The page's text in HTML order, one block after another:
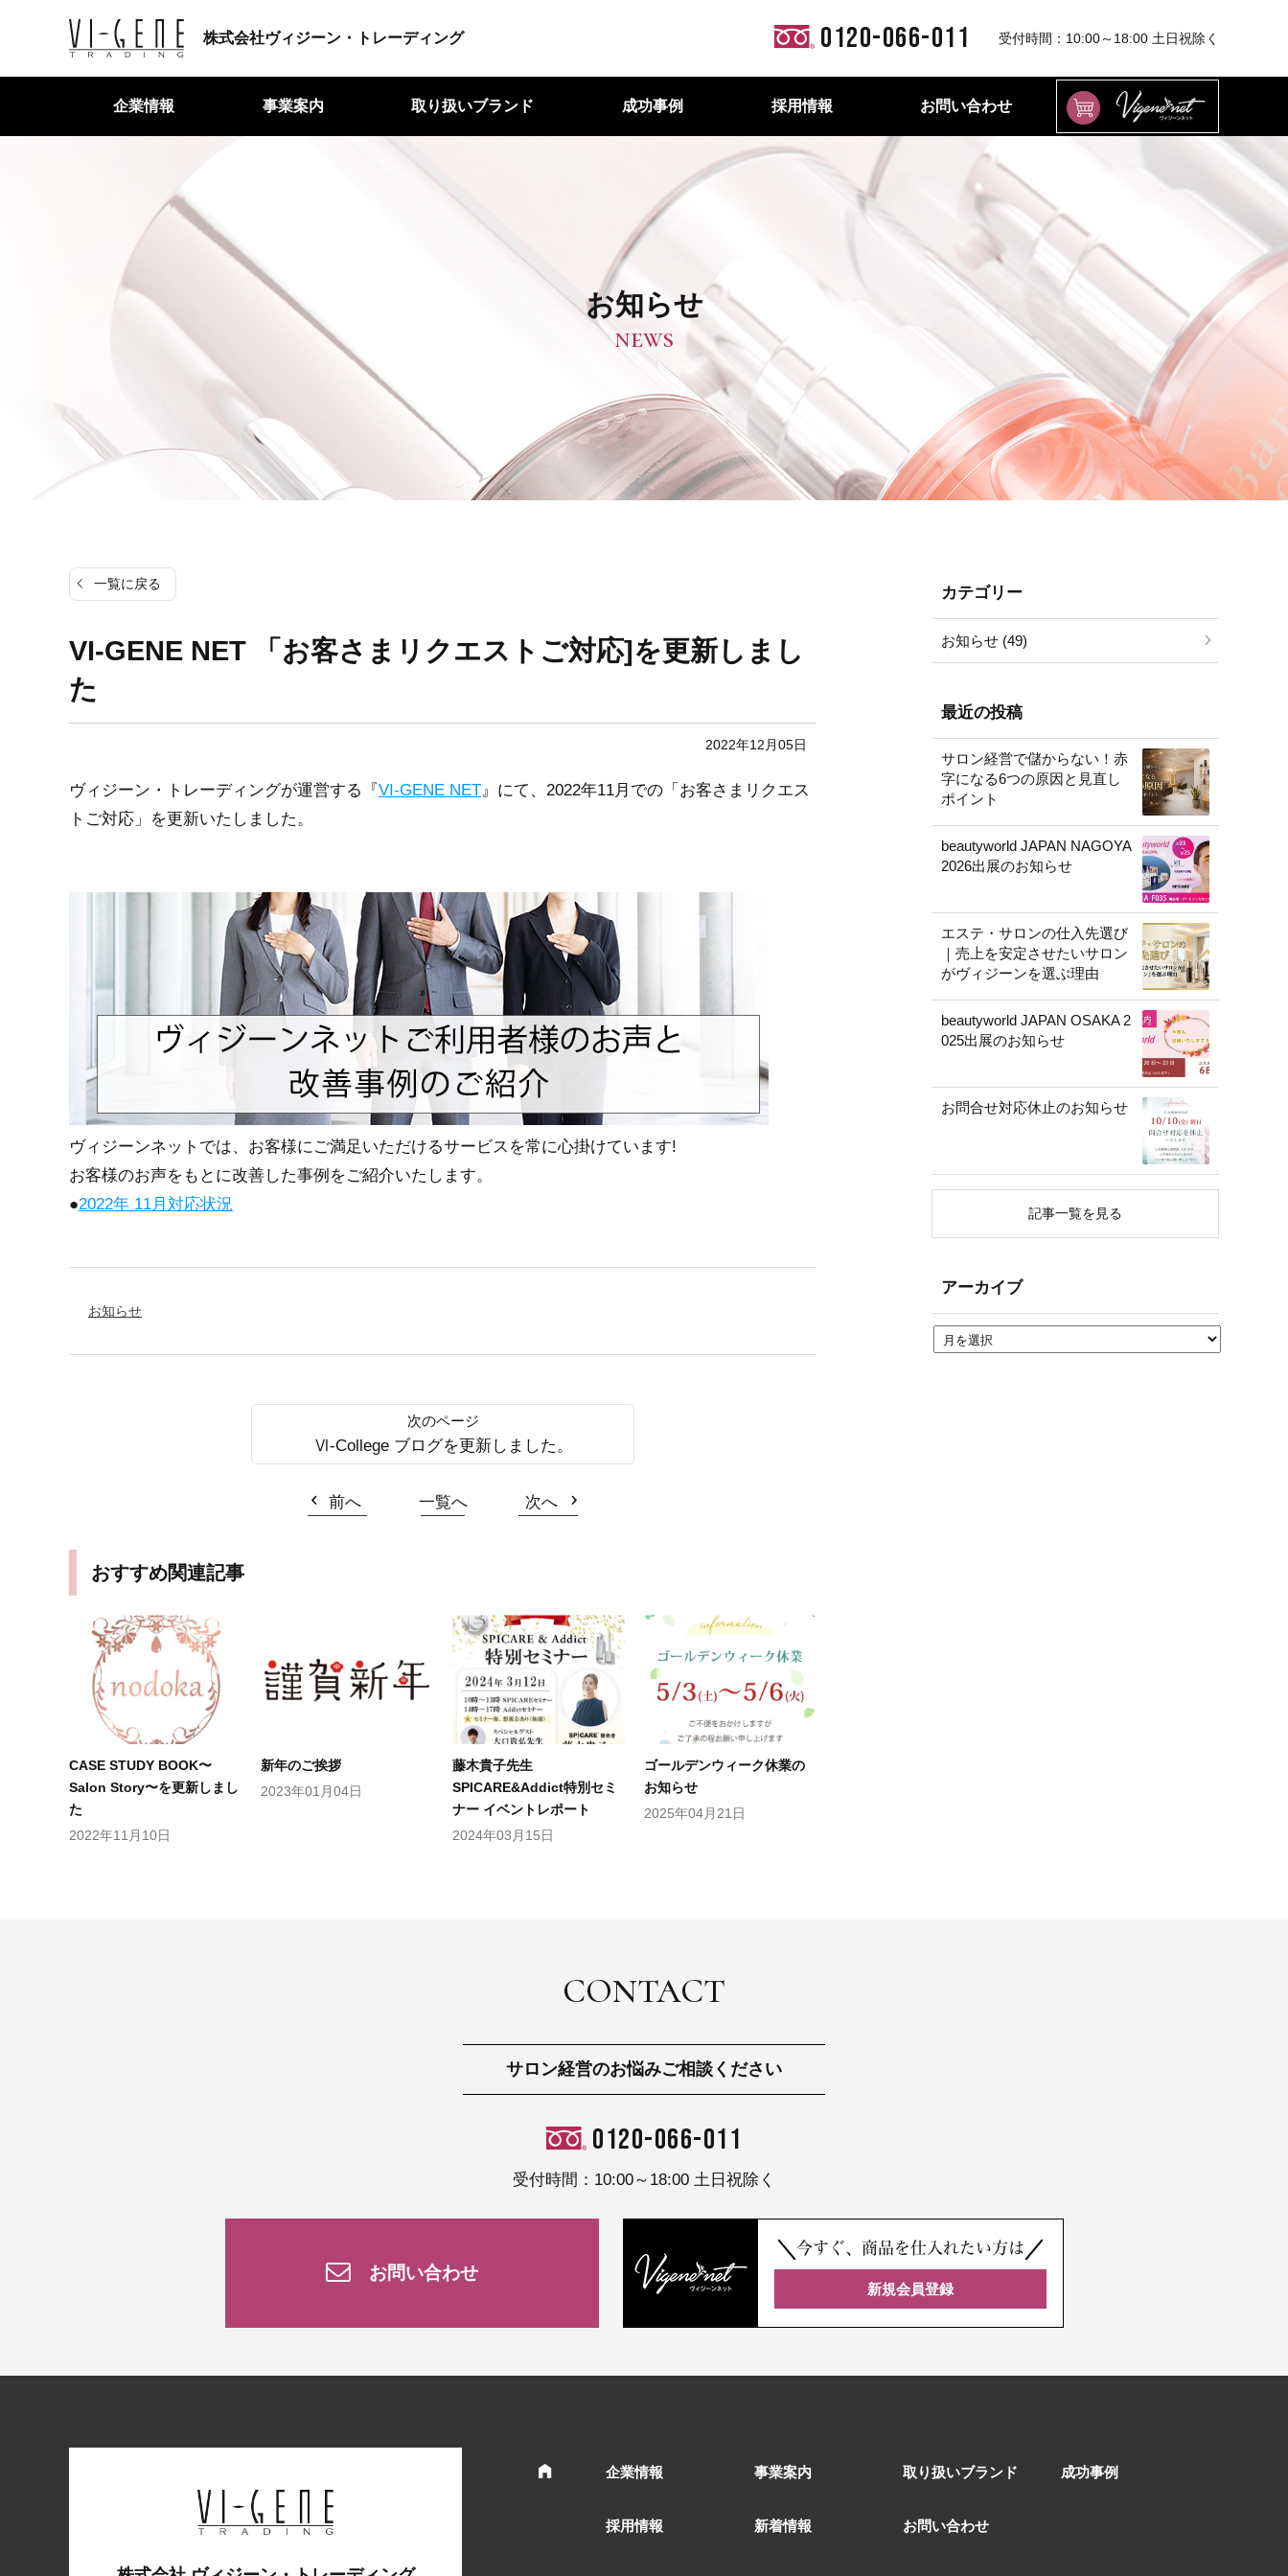
0120-066-011 受付時間：10:00～18:00 土日祝除く
企業情報 事業案内 取り扱いブランド 成功事例 採用情報 お問い合わせ
お知らせ
news
一覧に戻る
VI-GENE NET 「お客さまリクエストご対応]を更新しまし
た
2022年12月05日
ヴィジーン・トレーディングが運営する『VI-GENE NET』にて、2022年11月での「お客さまリクエス
トご対応」を更新いたしました。
ヴィジーンネットでは、お客様にご満足いただけるサービスを常に心掛けています!
お客様のお声をもとに改善した事例をご紹介いたします。
●2022年 11月対応状況
お知らせ
Ⅵ-College ブログを更新しました。
前へ 一覧へ 次へ
おすすめ関連記事
CASE STUDY BOOK〜
Salon Story〜を更新しまし
た
2022年11月10日
新年のご挨拶
2023年01月04日
藤木貴子先生
SPICARE&Addict特別セミ
ナー イベントレポート
2024年03月15日
ゴールデンウィーク休業の
お知らせ
2025年04月21日
カテゴリー
お知らせ (49)
最近の投稿
サロン経営で儲からない！赤
字になる6つの原因と見直し
ポイント
beautyworld JAPAN NAGOYA
2026出展のお知らせ
エステ・サロンの仕入先選び
｜売上を安定させたいサロン
がヴィジーンを選ぶ理由
beautyworld JAPAN OSAKA 2
025出展のお知らせ
お問合せ対応休止のお知らせ
記事一覧を見る
アーカイブ
CONTACT
サロン経営のお悩みご相談ください
0120-066-011
受付時間：10:00～18:00 土日祝除く
お問い合わせ
今すぐ、商品を仕入れたい方は
新規会員登録
企業情報 事業案内 取り扱いブランド 成功事例
採用情報 新着情報 お問い合わせ